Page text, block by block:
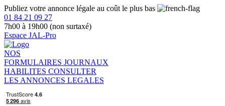
Publiez votre annonce légale au coût le plus bas
01 84 21 09 27
7h00 à 19h00 (non surtaxé)
Espace JAL-Pro
NOS
FORMULAIRES JOURNAUX
HABILITES CONSULTER
LES ANNONCES LEGALES